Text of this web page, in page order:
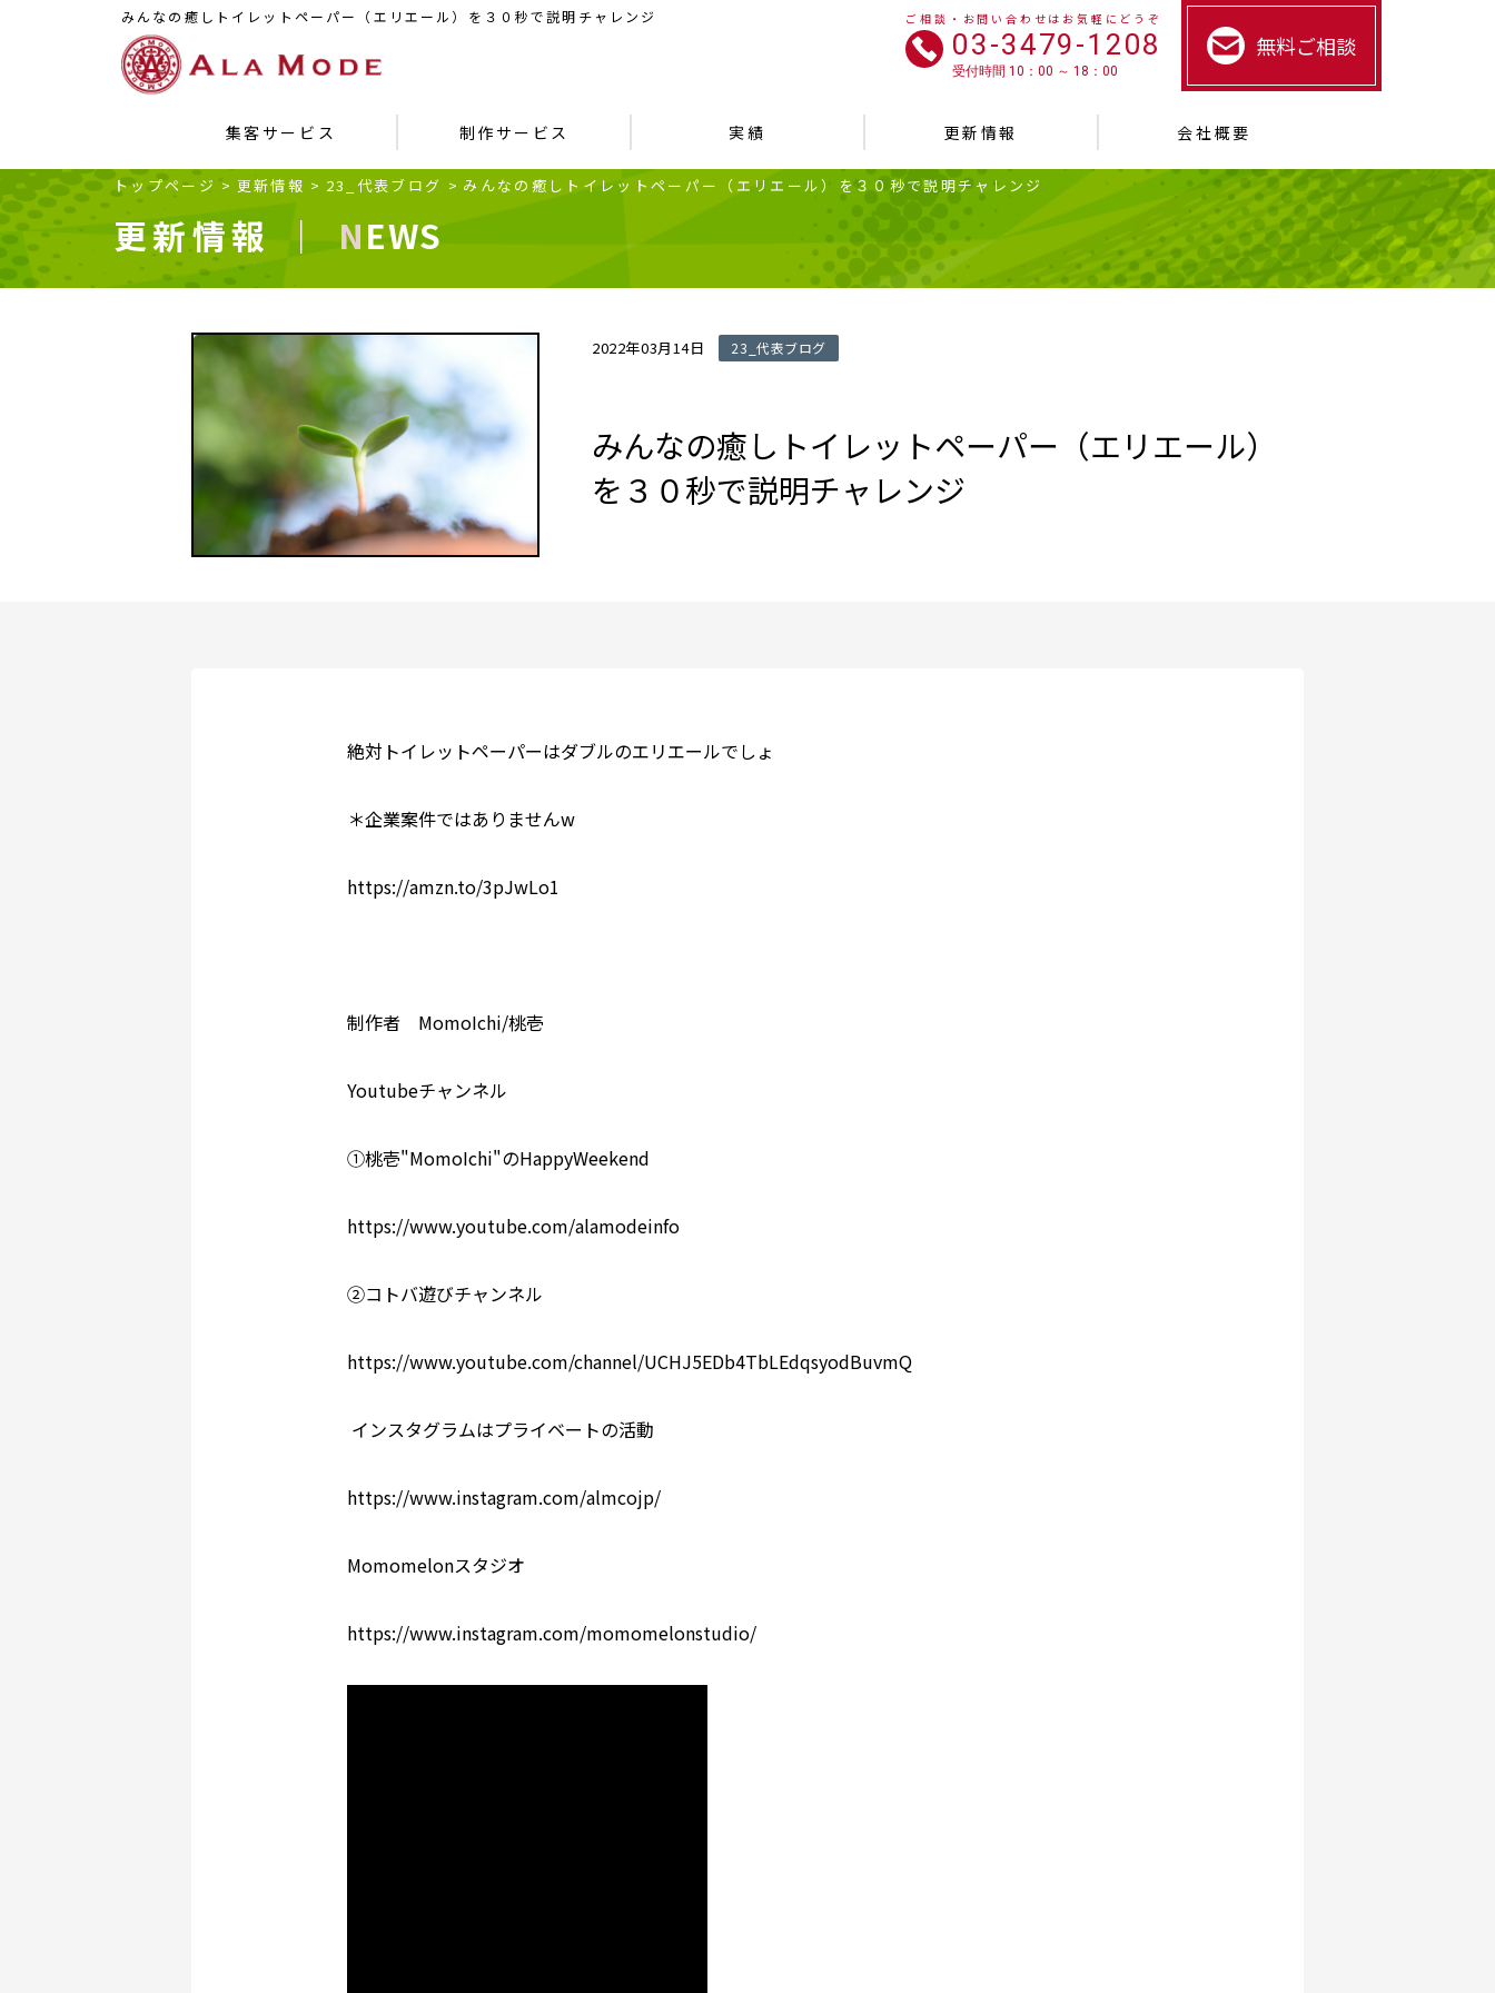
みんなの癒しトイレットペーパー（エリエール）を３０秒で説明チャレンジ ご相談・お問い合わせはお気軽にどうぞ
03-3479-1208
受付時間 10：00 ～ 18：00
無料ご相談
集客サービス 制作サービス 実績 更新情報 会社概要
トップページ > 更新情報 > 23_代表ブログ > みんなの癒しトイレットペーパー（エリエール）を３０秒で説明チャレンジ
更新情報 ｜ NEWS
2022年03月14日 23_代表ブログ
みんなの癒しトイレットペーパー（エリエール）
を３０秒で説明チャレンジ
絶対トイレットペーパーはダブルのエリエールでしょ
＊企業案件ではありませんw
https://amzn.to/3pJwLo1
制作者 MomoIchi/桃壱
Youtubeチャンネル
①桃壱"MomoIchi"のHappyWeekend
https://www.youtube.com/alamodeinfo
②コトバ遊びチャンネル
https://www.youtube.com/channel/UCHJ5EDb4TbLEdqsyodBuvmQ
インスタグラムはプライベートの活動
https://www.instagram.com/almcojp/
Momomelonスタジオ
https://www.instagram.com/momomelonstudio/